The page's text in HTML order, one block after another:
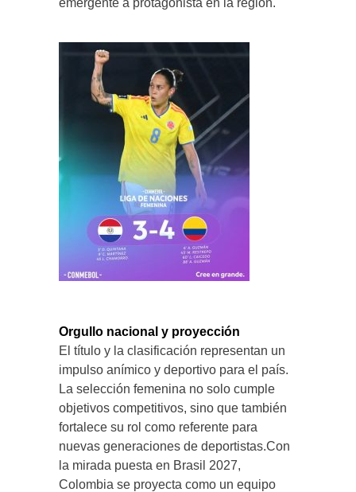
Orgullo nacional y proyección
El título y la clasificación representan un
impulso anímico y deportivo para el país.
La selección femenina no solo cumple
objetivos competitivos, sino que también
fortalece su rol como referente para
nuevas generaciones de deportistas.Con
la mirada puesta en Brasil 2027,
Colombia se proyecta como un equipo